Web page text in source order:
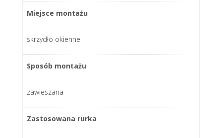
Miejsce montażu
skrzydło okienne
Sposób montażu
zawieszana
Zastosowana rurka